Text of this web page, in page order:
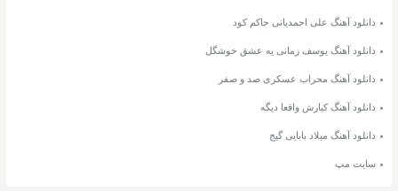
دانلود آهنگ علی احمدیانی حاکم کود
دانلود آهنگ یوسف زمانی یه عشق خوشگل
دانلود آهنگ محراب عسکری صد و صفر
دانلود آهنگ کیارش واقعا دیگه
دانلود آهنگ میلاد بابایی گیج
سایت مپ